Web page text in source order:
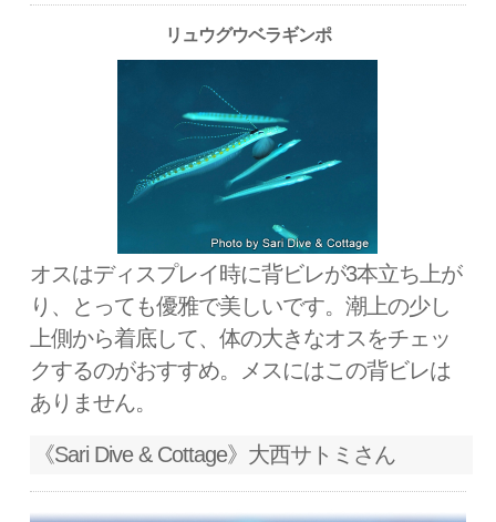
リュウグウベラギンポ
オスはディスプレイ時に背ビレが3本立ち上が
り、とっても優雅で美しいです。潮上の少し
上側から着底して、体の大きなオスをチェッ
クするのがおすすめ。メスにはこの背ビレは
ありません。
《Sari Dive & Cottage》大西サトミさん